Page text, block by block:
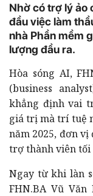
Nhờ có trợ lý ảo
đầu việc làm
nhà Phần mềm
lượng đầu ra.
Hòa sóng AI,
(business
khẳng định vai
giá trị mà trí tuệ
năm 2025, đơn
trợ thành viên tối
Ngay từ khi làn
FHN.BA Vũ